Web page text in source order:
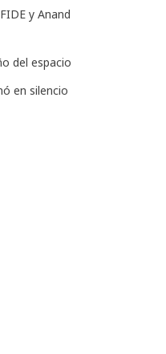
y Anand
del espacio
en silencio